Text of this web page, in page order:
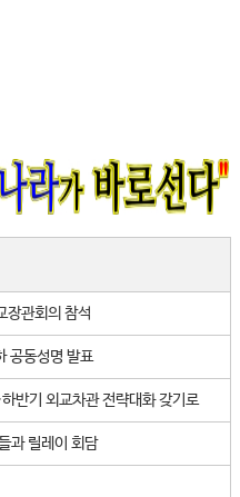
장관회의 참석
공동성명 발표
반기 외교차관 전략대화 갖기로
과 릴레이 회담